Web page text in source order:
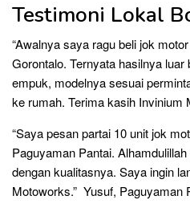
Testimoni Lokal
“Awalnya saya ragu beli jok
Gorontalo. Ternyata hasilnya
empuk, modelnya sesuai
ke rumah. Terima kasih Invinium
“Saya pesan partai 10 unit jok
Paguyaman Pantai.
dengan kualitasnya. Saya ingin
Motoworks.” Yusuf, Paguyaman